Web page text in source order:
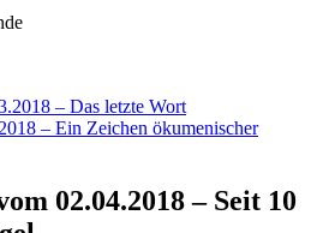
– Das letzte Wort
– Ein Zeichen ökumenischer
02.04.2018 – Seit 10